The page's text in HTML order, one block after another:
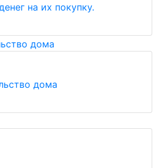
на их покупку.
дома